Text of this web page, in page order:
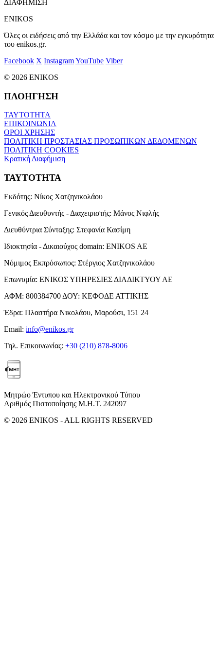
ΔΙΑΦΗΜΙΣΗ
ENIKOS
Όλες οι ειδήσεις από την Ελλάδα και τον κόσμο με την εγκυρότητα
του enikos.gr.
Facebook X InstagramYouTube Viber
© 2026 ENIKOS
ΠΛΟΗΓΗΣΗ
ΤΑΥΤΟΤΗΤΑ
ΕΠΙΚΟΙΝΩΝΙΑ
ΟΡΟΙ ΧΡΗΣΗΣ
ΠΟΛΙΤΙΚΗ ΠΡΟΣΤΑΣΙΑΣ ΠΡΟΣΩΠΙΚΩΝ ΔΕΔΟΜΕΝΩΝ
ΠΟΛΙΤΙΚΗ COOKIES
Κρατική Διαφήμιση
ΤΑΥΤΟΤΗΤΑ
Εκδότης: Νίκος Χατζηνικολάου
Γενικός Διευθυντής - Διαχειριστής: Μάνος Νιφλής
Διευθύντρια Σύνταξης: Στεφανία Κασίμη
Ιδιοκτησία - Δικαιούχος domain: ENIKOS AE
Νόμιμος Εκπρόσωπος: Στέργιος Χατζηνικολάου
Επωνυμία: ΕΝΙΚΟΣ ΥΠΗΡΕΣΙΕΣ ΔΙΑΔΙΚΤΥΟΥ ΑΕ
ΑΦΜ: 800384700 ΔΟΥ: ΚΕΦΟΔΕ ΑΤΤΙΚΗΣ
Έδρα: Πλαστήρα Νικολάου, Μαρούσι, 151 24
Email: info@enikos.gr
Τηλ. Επικοινωνίας: +30 (210) 878-8006
Μητρώο Έντυπου και Ηλεκτρονικού Τύπου
Αριθμός Πιστοποίησης Μ.Η.Τ. 242097
© 2026 ENIKOS - ALL RIGHTS RESERVED